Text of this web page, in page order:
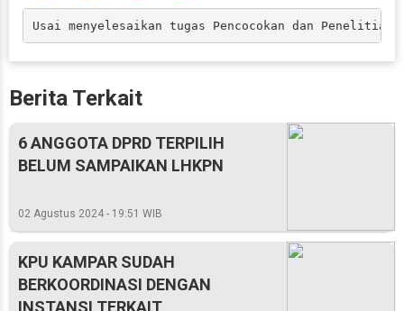
Usai menyelesaikan tugas Pencocokan dan
Berita Terkait
6 ANGGOTA DPRD TERPILIH
BELUM SAMPAIKAN LHKPN
02 Agustus 2024 - 19:51 WIB
KPU KAMPAR SUDAH
BERKOORDINASI DENGAN